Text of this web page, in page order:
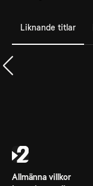
Liknande titlar
Allmänna villkor